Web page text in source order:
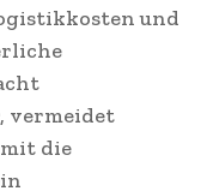
und
vermeidet
die